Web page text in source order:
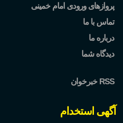
پروازهای ورودی امام خمینی
تماس با ما
درباره ما
دیدگاه شما
خبرخوان RSS
آگهی استخدام